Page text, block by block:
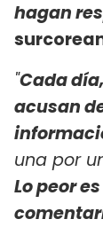
hagan
"Cada
acusan
una por
Lo peor